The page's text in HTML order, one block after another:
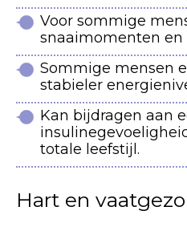
Voor sommige
snaaimomenten
Sommige mensen
stabieler
Kan bijdragen aan
totale leefstijl.
Hart en